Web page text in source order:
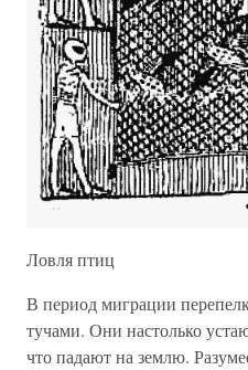
Ловля птиц
В период миграции
тучами. Они настолько
что падают на землю.